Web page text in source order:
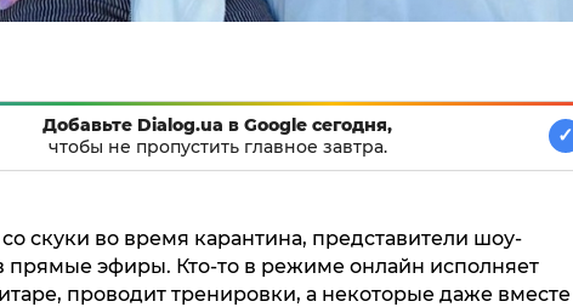
Добавьте Dialog.ua в Google сегодня,
чтобы не пропустить главное завтра.
✓
скуки во время карантина, представители шоу-
прямые эфиры. Кто-то в режиме онлайн исполняет
проводит тренировки, а некоторые даже вместе